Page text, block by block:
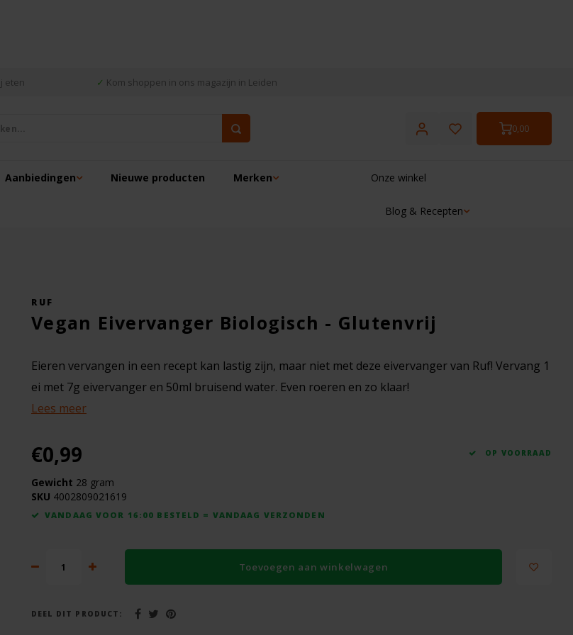
eten ✓ Kom shoppen in ons magazijn in Leiden
0,00
Aanbiedingen Nieuwe producten Merken Onze winkel
Blog & Recepten
RUF
Vegan Eivervanger Biologisch - Glutenvrij
Eieren vervangen in een recept kan lastig zijn, maar niet met deze eivervanger van Ruf! Vervang 1
ei met 7g eivervanger en 50ml bruisend water. Even roeren en zo klaar!
Lees meer
€0,99 OP VOORRAAD
Gewicht 28 gram
SKU 4002809021619
VANDAAG VOOR 16:00 BESTELD = VANDAAG VERZONDEN
Toevoegen aan winkelwagen
DEEL DIT PRODUCT: